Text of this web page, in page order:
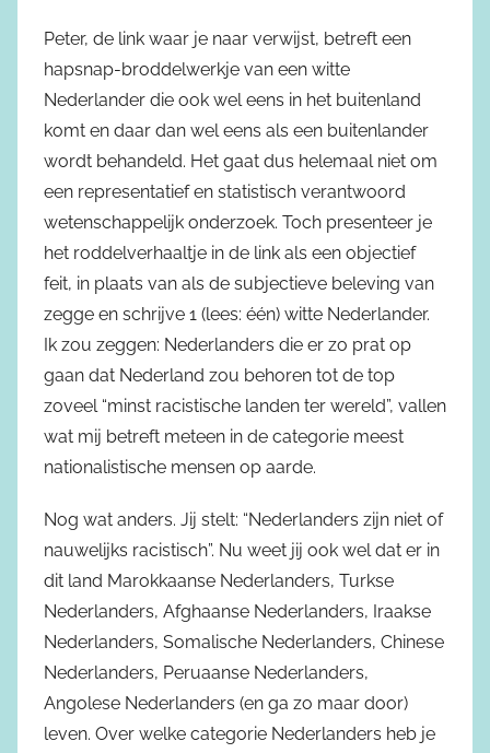
Peter, de link waar je naar verwijst, betreft een
hapsnap-broddelwerkje van een witte
Nederlander die ook wel eens in het buitenland
komt en daar dan wel eens als een buitenlander
wordt behandeld. Het gaat dus helemaal niet om
een representatief en statistisch verantwoord
wetenschappelijk onderzoek. Toch presenteer je
het roddelverhaaltje in de link als een objectief
feit, in plaats van als de subjectieve beleving van
zegge en schrijve 1 (lees: één) witte Nederlander.
Ik zou zeggen: Nederlanders die er zo prat op
gaan dat Nederland zou behoren tot de top
zoveel “minst racistische landen ter wereld”, vallen
wat mij betreft meteen in de categorie meest
nationalistische mensen op aarde.
Nog wat anders. Jij stelt: “Nederlanders zijn niet of
nauwelijks racistisch”. Nu weet jij ook wel dat er in
dit land Marokkaanse Nederlanders, Turkse
Nederlanders, Afghaanse Nederlanders, Iraakse
Nederlanders, Somalische Nederlanders, Chinese
Nederlanders, Peruaanse Nederlanders,
Angolese Nederlanders (en ga zo maar door)
leven. Over welke categorie Nederlanders heb je